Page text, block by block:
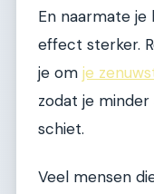
En naarmate
effect sterker.
je om je
zodat je
schiet.
Veel mensen